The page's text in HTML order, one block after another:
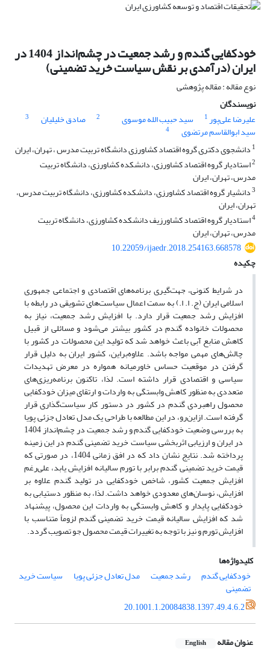
خودکفایی گندم و رشد جمعیت در چشم‌انداز 1404 در
ایران (درآمدی بر نقش سیاست خرید تضمینی)
نوع مقاله : مقاله پژوهشی
نویسندگان
علیرضا علی‌پور1 سید حبیب الله موسوی 2 صادق خلیلیان 3
سید ابوالقاسم مرتضوی
4
1 دانشجوی دکتری گروه اقتصاد کشاورزی دانشگاه تربیت مدرس ، تهران، ایران
2استادیار گروه اقتصاد کشاورزی، دانشکده کشاورزی، دانشگاه تربیت
مدرس، تهران، ایران
3دانشیار گروه اقتصاد کشاورزی، دانشکده کشاورزی، دانشگاه تربیت مدرس،
تهران، ایران
4استادیار گروه اقتصاد کشاورزیف دانشکده کشاورزی، دانشگاه تربیت
مدرس، تهران، ایران
10.22059/ijaedr.2018.254163.668578
چکیده
در شرایط کنونی، جهت‌گیری برنامه‌های اقتصادی و اجتماعی جمهوری
اسلامی ایران (ج. ا. ا.) به سمت اعمال سیاست‌های تشویقی در رابطه با
افزایش رشد جمعیت قرار دارد. با افزایش رشد جمعیت، نیاز به
محصولات خانواده گندم در کشور بیشتر می‌شود و مسائلی از قبیل
کاهش منابع آبی باعث خواهد شد که تولید این محصولات در کشور با
چالش‌های مهمی مواجه باشد. علاوه‌براین، کشور ایران به دلیل قرار
گرفتن در موقعیت حساس خاورمیانه همواره در معرض تهدیدات
سیاسی و اقتصادی قرار داشته است. لذا، تاکنون برنامه‌ریزی‌های
متعددی به منظور کاهش وابستگی به واردات و ارتقای میزان خودکفایی
محصول راهبردی گندم در کشور در دستور کار سیاست‌گذاری قرار
گرفته است. ازاین‌رو، در این مطالعه با طراحی یک مدل تعادل جزئی پویا
به بررسی وضعیت خودکفایی گندم و رشد جمعیت در چشم‌انداز 1404
در ایران و ارزیابی اثربخشی سیاست خرید تضمینی گندم در این زمینه
پرداخته شد. نتایج نشان داد که در افق زمانی 1404، در صورتی که
قیمت خرید تضمینی گندم برابر با تورم سالیانه افزایش یابد، علی‌رغم
افزایش جمعیت کشور، شاخص خودکفایی در تولید گندم علاوه بر
افزایش، نوسان‌های معدودی خواهد داشت. لذا، به منظور دستیابی به
خودکفایی پایدار و کاهش وابستگی به واردات این محصول، پیشنهاد
شد که افزایش سالیانه قیمت خرید تضمینی گندم لزوماً متناسب با
افزایش تورم و نیز با توجه به تغییرات قیمت محصول جو تصویب گردد.
کلیدواژه‌ها
خودکفایی گندم
رشد جمعیت مدل تعادل جزئی پویا سیاست خرید
تضمینی
20.1001.1.20084838.1397.49.4.6.2
عنوان مقاله English